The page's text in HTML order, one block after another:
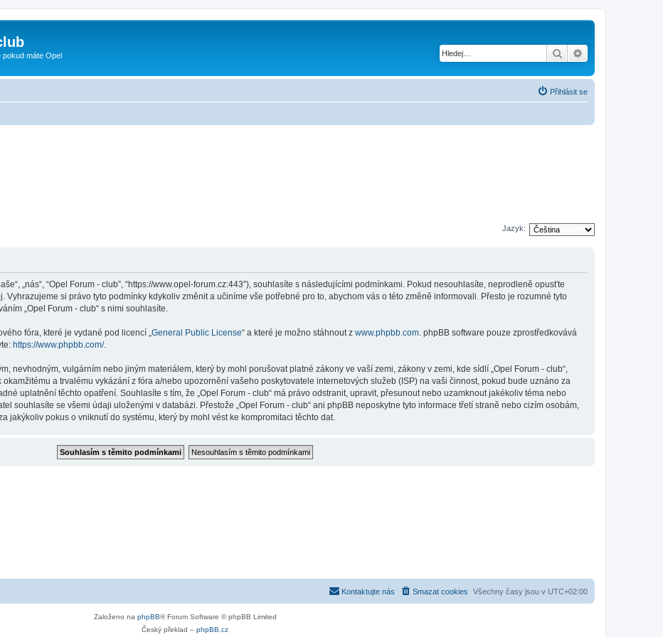
pokud máte Opel Hledat
Přihlásit se
Jazyk:
„nás“, “Opel Forum - club”, “https://www.opel-forum.cz:443”), souhlasíte s následujícími podmínkami. Pokud nesouhlasíte, neprodleně opusťte
Vyhrazujeme si právo tyto podmínky kdykoliv změnit a učiníme vše potřebné pro to, abychom vás o této změně informovali. Přesto je rozumné tyto
„Opel Forum - club“ s nimi souhlasíte.
fóra, které je vydané pod licencí „General Public License“ a které je možno stáhnout z www.phpbb.com. phpBB software pouze zprostředkovává
https://www.phpbb.com/.
nevhodným, vulgárním nebo jiným materiálem, který by mohl porušovat platné zákony ve vaší zemi, zákony v zemi, kde sídlí „Opel Forum - club“,
a trvalému vykázání z fóra a/nebo upozornění vašeho poskytovatele internetových služeb (ISP) na vaši činnost, pokud bude uznáno za
uplatnění těchto opatření. Souhlasíte s tím, že „Opel Forum - club“ má právo odstranit, upravit, přesunout nebo uzamknout jakékoliv téma nebo
souhlasíte se všemi údaji uloženými v databázi. Přestože „Opel Forum - club“ ani phpBB neposkytne tyto informace třetí straně nebo cizím osobám,
jakýkoliv pokus o vniknutí do systému, který by mohl vést ke kompromitaci těchto dat.
Všechny časy jsou v UTC+02:00
Smazat cookies
Kontaktujte nás
Založeno na phpBB® Forum Software © phpBB Limited
Český překlad – phpBB.cz